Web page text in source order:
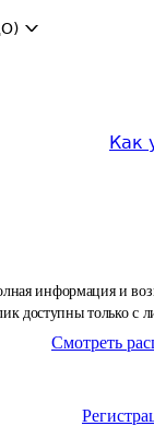
Как
информация и
доступны только с
Смотреть